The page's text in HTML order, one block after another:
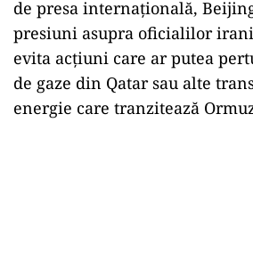
de presa internațională,
presiuni asupra oficialilor
evita acțiuni care ar putea
de gaze din Qatar sau alte
energie care tranzitează